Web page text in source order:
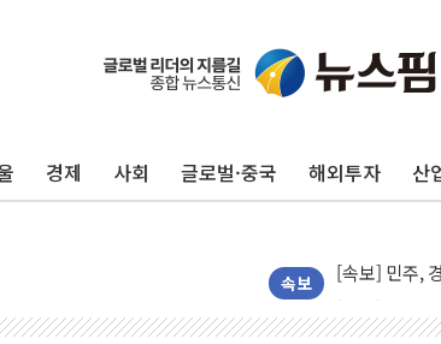
경제 사회 글로벌·중국 해외투자 산
속보
[종합] 김민석
민주당 경북
김민석, 강원
[속보] 민주,
[속보] 민주,
[속보] 민주,